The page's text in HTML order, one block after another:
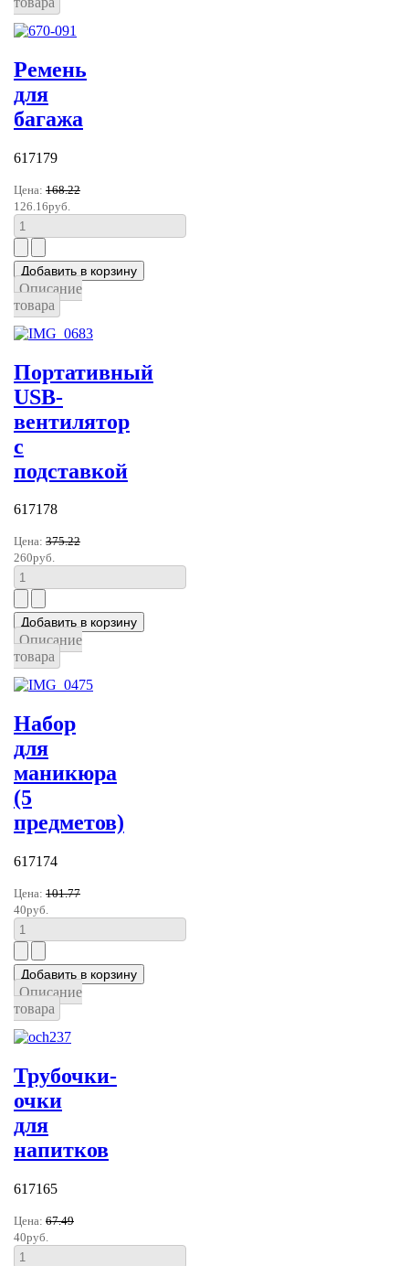
Ремень
для
багажа
617179
Цена: 168.22
126.16руб.
Описание
товара
Портативный
USB-
вентилятор
с
подставкой
617178
Цена: 375.22
260руб.
Описание
товара
Набор
для
маникюра
(5
предметов)
617174
Цена: 101.77
40руб.
Описание
товара
Трубочки-
очки
для
напитков
617165
Цена: 67.49
40руб.